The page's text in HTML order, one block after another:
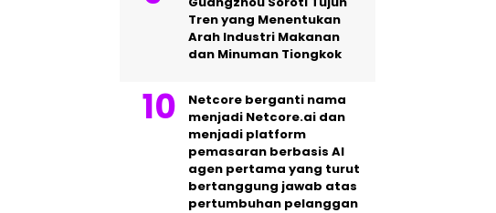
Tren yang Menentukan
Arah Industri Makanan
dan Minuman Tiongkok
Netcore berganti nama
menjadi Netcore.ai dan
menjadi platform
pemasaran berbasis AI
agen pertama yang turut
bertanggung jawab atas
pertumbuhan pelanggan